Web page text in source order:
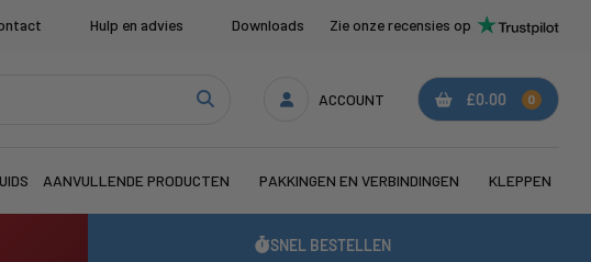
Hulp en advies Downloads Zie onze recensies op
ACCOUNT £0.00 0
AANVULLENDE PRODUCTEN PAKKINGEN EN VERBINDINGEN KLEPPEN
SNEL BESTELLEN